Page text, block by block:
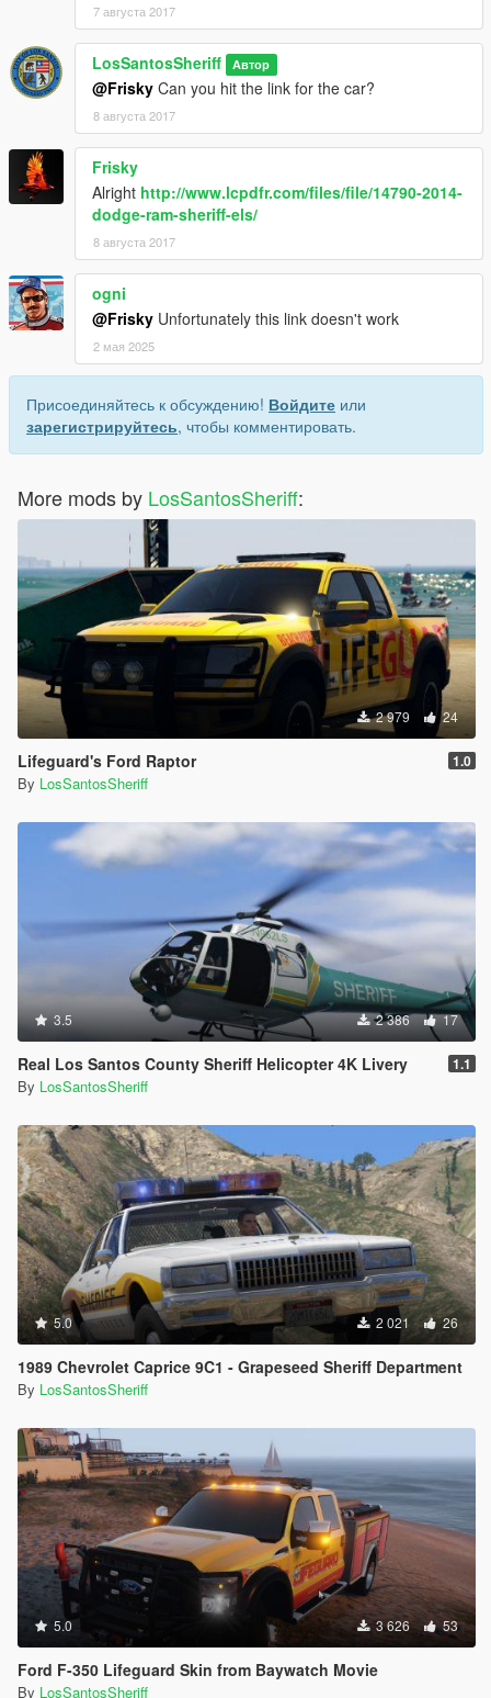
7 августа 2017
LosSantosSheriff Автор
@Frisky Can you hit the link for the car?
8 августа 2017
Frisky
Alright http://www.lcpdfr.com/files/file/14790-2014-
dodge-ram-sheriff-els/
8 августа 2017
ogni
@Frisky Unfortunately this link doesn't work
2 мая 2025
Присоединяйтесь к обсуждению! Войдите или
зарегистрируйтесь, чтобы комментировать.
More mods by LosSantosSheriff:
2 979 24
Lifeguard's Ford Raptor 1.0
By LosSantosSheriff
3.5 2 386 17
Real Los Santos County Sheriff Helicopter 4K Livery 1.1
By LosSantosSheriff
5.0 2 021 26
1989 Chevrolet Caprice 9C1 - Grapeseed Sheriff Department
By LosSantosSheriff
5.0 3 626 53
Ford F-350 Lifeguard Skin from Baywatch Movie
By LosSantosSheriff